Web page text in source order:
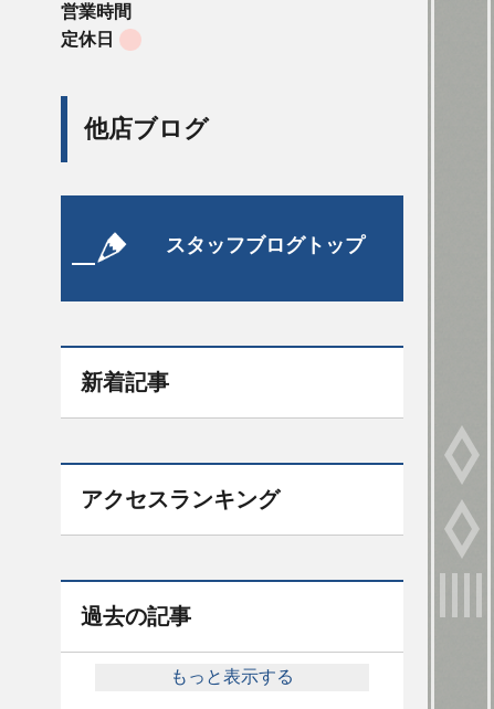
営業時間
定休日
他店ブログ
スタッフブログトップ
新着記事
アクセスランキング
過去の記事
もっと表示する